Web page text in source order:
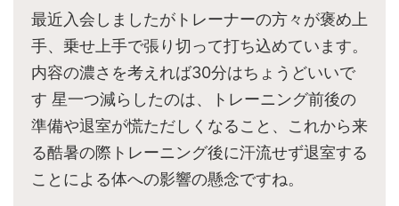
最近入会しましたがトレーナーの方々が褒め上
手、乗せ上手で張り切って打ち込めています。
内容の濃さを考えれば30分はちょうどいいで
す 星一つ減らしたのは、トレーニング前後の
準備や退室が慌ただしくなること、これから来
る酷暑の際トレーニング後に汗流せず退室する
ことによる体への影響の懸念ですね。